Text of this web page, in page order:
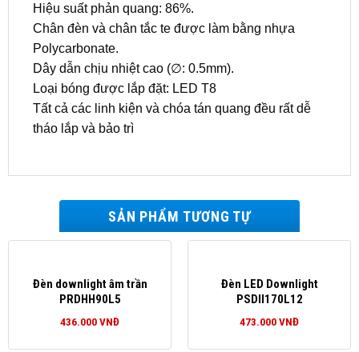
Hiệu suất phản quang: 86%.
Chân đèn và chân tắc te được làm bằng nhựa
Polycarbonate.
Dây dẫn chịu nhiệt cao (∅: 0.5mm).
Loại bóng được lắp đặt: LED T8
Tất cả các linh kiện và chóa tán quang đều rất dễ
tháo lắp và bảo trì
SẢN PHẨM TƯƠNG TỰ
Đèn downlight âm trần
PRDHH90L5
436.000VNĐ
Đèn LED Downlight
PSDII170L12
473.000VNĐ